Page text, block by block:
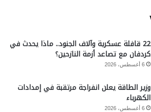
22 قافلة عسكرية وآلاف الجنود.. ماذا يحدث في
كردفان مع تصاعد أزمة النازحين؟
6 أغسطس، 2026
وزير الطاقة يعلن انفراجة مرتقبة في إمدادات
الكهرباء
6 أغسطس، 2026